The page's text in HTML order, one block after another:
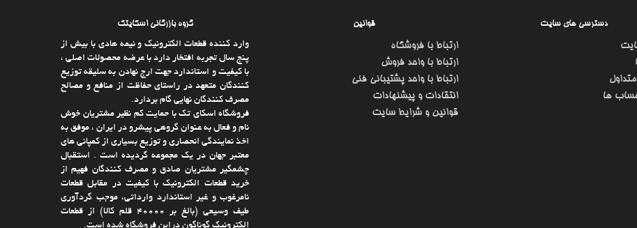
گروه بازرگانی اسکایتک
وارد كننده قطعات الکترونیک و نیمه هادی با بیش از
پنج سال تجربه افتخار دارد با عرضه محصولات اصلی ،
با كیفیت و استاندارد جهت ارج نهادن به سلیقه توزیع
كنندگان متعهد در راستای حفاظت از منافع و مصالح
مصرف كنندگان نهایی گام بردارد.
فروشگاه اسکای تک با حمایت كم نظیر مشتریان خوش
نام و فعال به عنوان گروهی پیشرو در ایران ، موفق به
اخذ نمایندگی انحصاری و توزیع بسیاری از كمپانی های
معتبر جهان در یك مجموعه گردیده است . استقبال
چشمگیر مشتریان صادق و مصرف كنندگان فهیم از
خرید قطعات الکترونیک با كیفیت در مقابل قطعات
نامرغوب و غیر استاندارد وارداتی، موجب گردآوری
طیف وسیعی (بالغ بر 40000 قلم كالا)‌ از قطعات
قوانین
ارتباط با فروشگاه
ارتباط با واحد فروش
ارتباط با واحد پشتیبانی فنی
انتقادات و پیشنهادات
قوانین و شرایط سایت
دسترسی های سایت
ها